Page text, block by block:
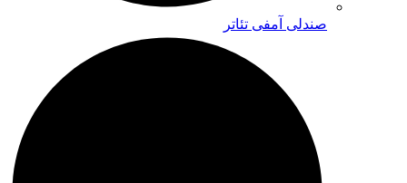
صندلی آمفی تئاتر